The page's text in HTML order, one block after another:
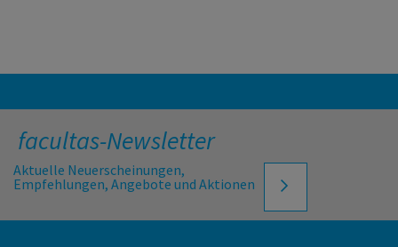
facultas-Newsletter
Aktuelle Neuerscheinungen,
Empfehlungen, Angebote und Aktionen